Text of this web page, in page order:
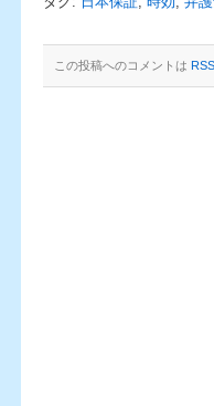
この投稿へのコメントは